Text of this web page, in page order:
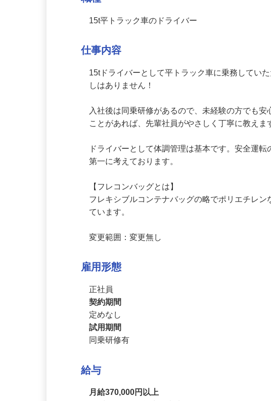
職種
15tドライバーとして平トラック車に乗務してい
入社後は同乗研修があるので、未経験の方でも
ドライバーとして体調管理は基本です。安全運
【フレコンバッグとは】
フレキシブルコンテナバッグの略でポリエチレ
正社員
契約期間
定めなし
試用期間